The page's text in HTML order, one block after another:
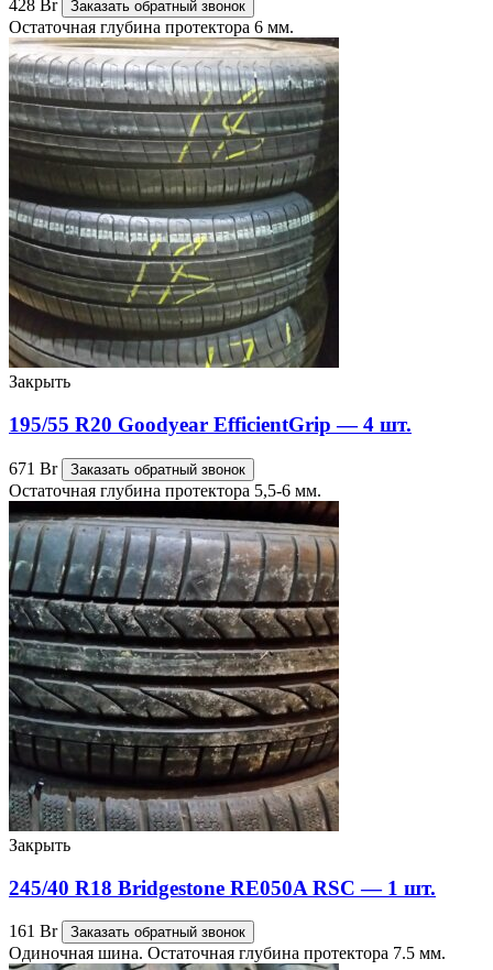
428 Br Заказать обратный звонок
Остаточная глубина протектора 6 мм.
Закрыть
195/55 R20 Goodyear EfficientGrip — 4 шт.
671 Br Заказать обратный звонок
Остаточная глубина протектора 5,5-6 мм.
Закрыть
245/40 R18 Bridgestone RE050A RSC — 1 шт.
161 Br Заказать обратный звонок
Одиночная шина. Остаточная глубина протектора 7.5 мм.